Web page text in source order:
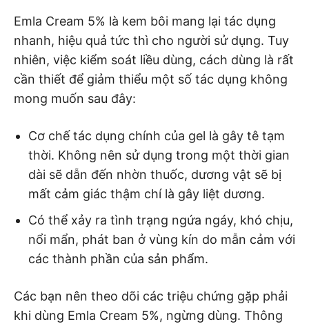
Emla Cream 5% là kem bôi mang lại tác dụng
nhanh, hiệu quả tức thì cho người sử dụng. Tuy
nhiên, việc kiểm soát liều dùng, cách dùng là rất
cần thiết để giảm thiểu một số tác dụng không
mong muốn sau đây:
Cơ chế tác dụng chính của gel là gây tê tạm
thời. Không nên sử dụng trong một thời gian
dài sẽ dẫn đến nhờn thuốc, dương vật sẽ bị
mất cảm giác thậm chí là gây liệt dương.
Có thể xảy ra tình trạng ngứa ngáy, khó chịu,
nổi mẩn, phát ban ở vùng kín do mẫn cảm với
các thành phần của sản phẩm.
Các bạn nên theo dõi các triệu chứng gặp phải
khi dùng Emla Cream 5%, ngừng dùng. Thông